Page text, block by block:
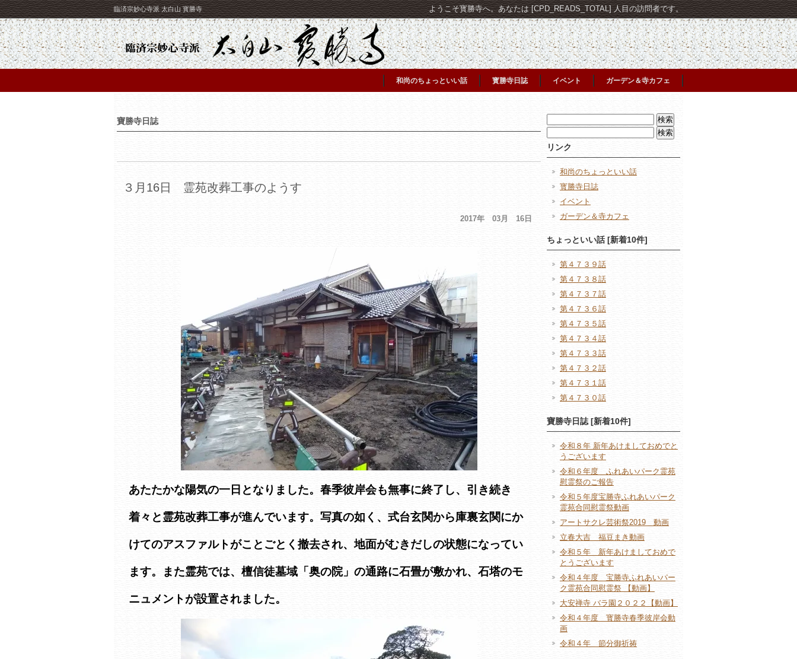
臨済宗妙心寺派 太白山 寳勝寺 ようこそ寳勝寺へ。あなたは [CPD_READS_TOTAL] 人目の訪問者です。
和尚のちょっといい話 寳勝寺日誌 イベント ガーデン＆寺カフェ
寶勝寺日誌
３月16日 霊苑改葬工事のようす
2017年 03月 16日
あたたかな陽気の一日となりました。春季彼岸会も無事に終了し、引き続き
着々と霊苑改葬工事が進んでいます。写真の如く、式台玄関から庫裏玄関にか
けてのアスファルトがことごとく撤去され、地面がむきだしの状態になってい
ます。また霊苑では、檀信徒墓域「奥の院」の通路に石畳が敷かれ、石塔のモ
ニュメントが設置されました。
索:
索:
リンク
和尚のちょっといい話
寳勝寺日誌
イベント
ガーデン＆寺カフェ
ちょっといい話 [新着10件]
第４７３９話
第４７３８話
第４７３７話
第４７３６話
第４７３５話
第４７３４話
第４７３３話
第４７３２話
第４７３１話
第４７３０話
寶勝寺日誌 [新着10件]
令和８年 新年あけましておめでと
うございます
令和６年度 ふれあいパーク霊苑
慰霊祭のご報告
令和５年度宝勝寺ふれあいパーク
霊苑合同慰霊祭動画
アートサクレ芸術祭2019 動画
立春大吉 福豆まき動画
令和５年 新年あけましておめで
とうございます
令和４年度 宝勝寺ふれあいパー
ク霊苑合同慰霊祭 【動画】
大安禅寺 バラ園２０２２【動画】
令和４年度 寳勝寺春季彼岸会動
画
令和４年 節分御祈祷